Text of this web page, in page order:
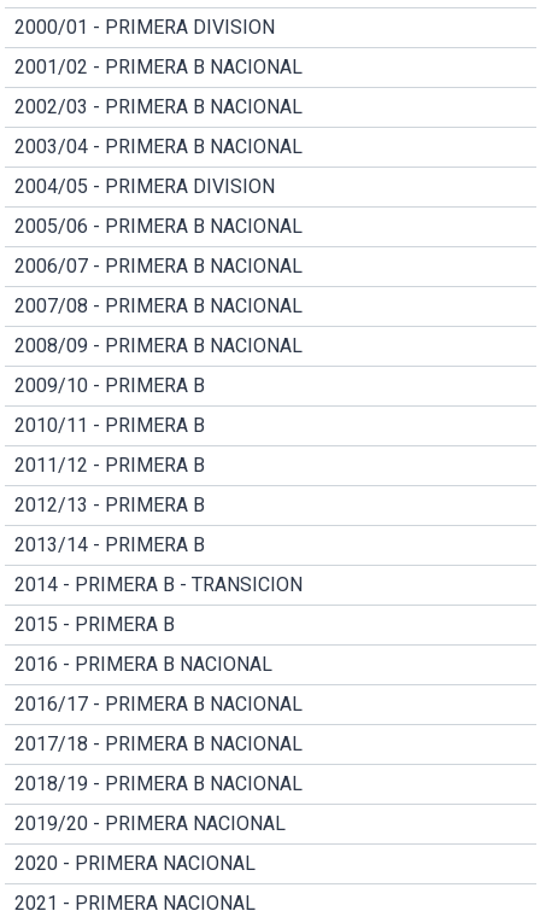
2000/01 - PRIMERA DIVISION
2001/02 - PRIMERA B NACIONAL
2002/03 - PRIMERA B NACIONAL
2003/04 - PRIMERA B NACIONAL
2004/05 - PRIMERA DIVISION
2005/06 - PRIMERA B NACIONAL
2006/07 - PRIMERA B NACIONAL
2007/08 - PRIMERA B NACIONAL
2008/09 - PRIMERA B NACIONAL
2009/10 - PRIMERA B
2010/11 - PRIMERA B
2011/12 - PRIMERA B
2012/13 - PRIMERA B
2013/14 - PRIMERA B
2014 - PRIMERA B - TRANSICION
2015 - PRIMERA B
2016 - PRIMERA B NACIONAL
2016/17 - PRIMERA B NACIONAL
2017/18 - PRIMERA B NACIONAL
2018/19 - PRIMERA B NACIONAL
2019/20 - PRIMERA NACIONAL
2020 - PRIMERA NACIONAL
2021 - PRIMERA NACIONAL